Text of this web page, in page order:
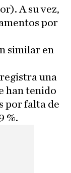
A su vez,
por
similar en
una
han tenido
por falta de
%.